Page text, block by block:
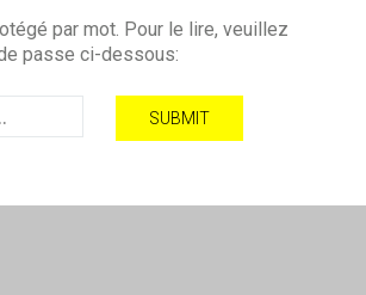
par mot. Pour le lire, veuillez
passe ci-dessous: